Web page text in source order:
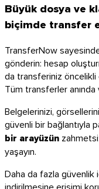
macOS
Büyük dosya ve
biçimde transfer
TransferNow
gönderin: hesap
da transferiniz öncelikli
Tüm transferler anında
Belgelerinizi,
güvenli bir bağlantıyla
bir arayüzün
yaşayın.
Daha da fazla güvenlik